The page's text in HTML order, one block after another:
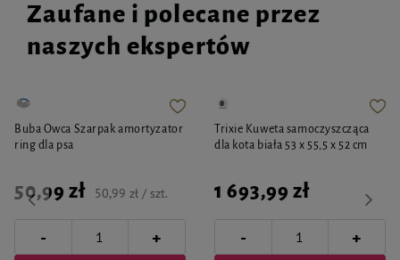
Zaufane i polecane przez
naszych ekspertów
Buba Owca Szarpak amortyzator
ring dla psa
50,99 zł 50,99 zł / szt.
- +
Trixie Kuweta samoczyszcząca
dla kota biała 53 x 55,5 x 52 cm
1 693,99 zł
- +